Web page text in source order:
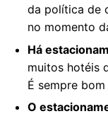
da política de
no momento
Há
muitos hotéis
É sempre
O